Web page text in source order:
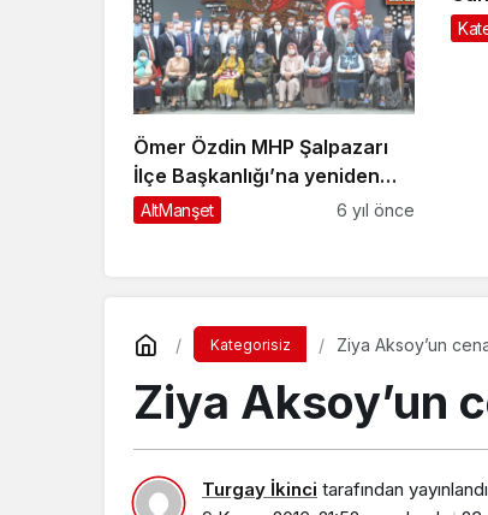
Ömer Özdin MHP Şalpazarı
İlçe Başkanlığı’na yeniden
seçildi
AltManşet 6 yıl önce
Kategorisiz Ziya Aksoy’un
Ziya Aksoy’un
Turgay İkinci tarafından yayınlandı